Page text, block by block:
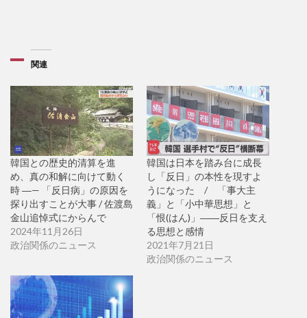
関連
韓国との歴史的清算を進
め、真の和解に向けて動く
時 ―— 「反日病」の原因を
探り出すことが大事 / 佐渡島
金山追悼式にからんで
2024年11月26日
政治関係のニュース
韓国は日本を踏み台に成長
し「反日」の本性を現すよ
うになった / 「事大主
義」と「小中華思想」と
「恨(はん)」――反日を支え
る思想と感情
2021年7月21日
政治関係のニュース